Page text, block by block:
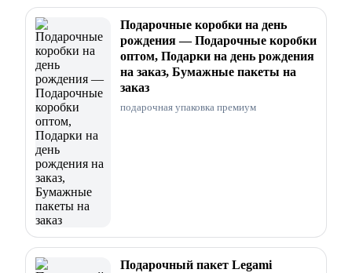
Подарочные коробки на день
рождения — Подарочные коробки
оптом, Подарки на день рождения
на заказ, Бумажные пакеты на
заказ
подарочная упаковка премиум
Подарочный пакет Legami